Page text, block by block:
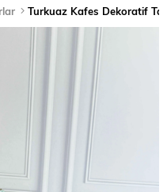
Turkuaz Kafes Dekoratif